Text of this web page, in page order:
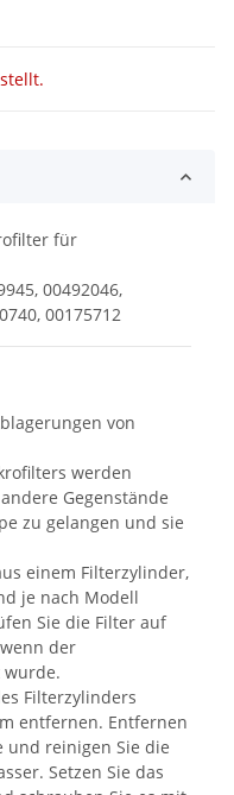
für
00492046,
00175712
von
werden
Gegenstände
zu gelangen und sie
einem Filterzylinder,
je nach Modell
Sie die Filter auf
der
wurde.
Filterzylinders
entfernen. Entfernen
und reinigen Sie die
Setzen Sie das